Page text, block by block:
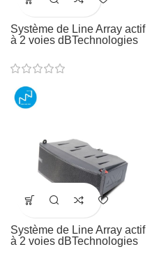
Système de Line Array actif
à 2 voies dBTechnologies
Système de Line Array actif
à 2 voies dBTechnologies